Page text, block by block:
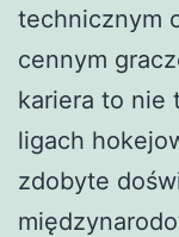
technicznym
cennym
kariera to nie
ligach
zdobyte